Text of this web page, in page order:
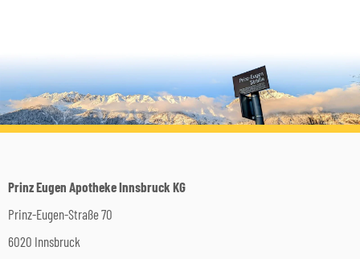
Prinz Eugen Apotheke Innsbruck KG
Prinz-Eugen-Straße 70
6020 Innsbruck